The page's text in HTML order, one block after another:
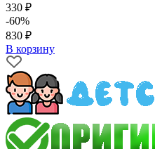
330 ₽
-60%
830 ₽
В корзину